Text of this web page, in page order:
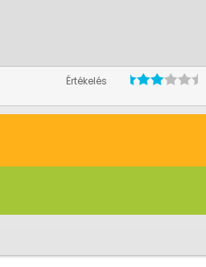
Értékelés